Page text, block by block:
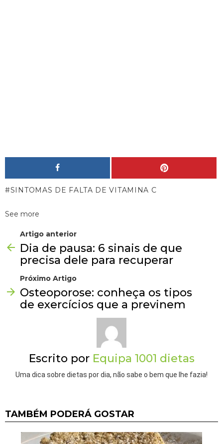
SINTOMAS DE FALTA DE VITAMINA C
See more
Artigo anterior
Dia de pausa: 6 sinais de que
precisa dele para recuperar
Próximo Artigo
Osteoporose: conheça os tipos
de exercícios que a previnem
Escrito por Equipa 1001 dietas
Uma dica sobre dietas por dia, não sabe o bem que lhe fazia!
TAMBÉM PODERÁ GOSTAR